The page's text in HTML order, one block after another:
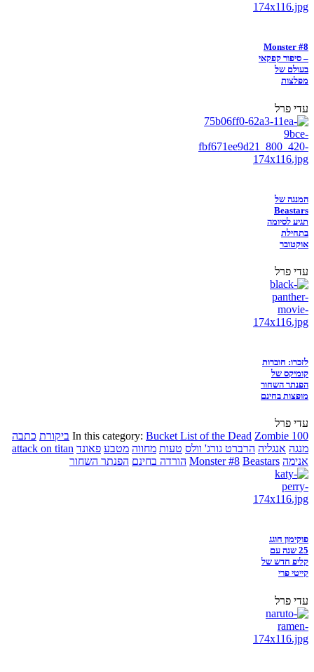
Monster #8
– סיפור קפקאי
בעולם של
מפלצות
עדי פרל
המנגה של
Beastars
תגיע לסיומה
בתחילת
אוקטובר
עדי פרל
לזכרו: חוברות
קומיקס של
הפנתר השחור
מופצות בחינם
עדי פרל
In this category: Bucket List of the Dead Zombie 100 ביקורת כתבה
מנגה אנגליה הרברט גורג' וולס טעות מחווה מטבע פאונד attack on titan
אנימה
Monster #8 Beastars הורדה בחינם הפנתר השחור
פוקימון חוגג
25 שנה עם
קליפ חדש של
קייטי פרי
עדי פרל